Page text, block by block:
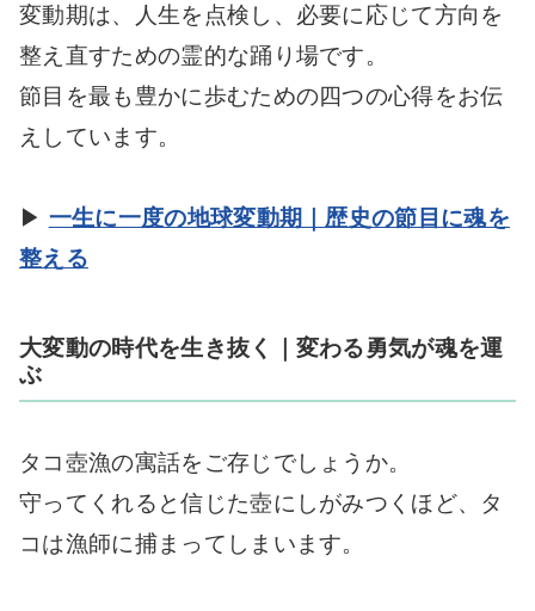
変動期は、人生を点検し、必要に応じて方向を
整え直すための霊的な踊り場です。
節目を最も豊かに歩むための四つの心得をお伝
えしています。
▶ 一生に一度の地球変動期｜歴史の節目に魂を
整える
大変動の時代を生き抜く｜変わる勇気が魂を運
ぶ
タコ壺漁の寓話をご存じでしょうか。
守ってくれると信じた壺にしがみつくほど、タ
コは漁師に捕まってしまいます。